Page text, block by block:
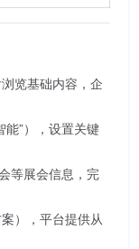
览基础内容，企
能”），设置关键
等展会信息，完
），平台提供从